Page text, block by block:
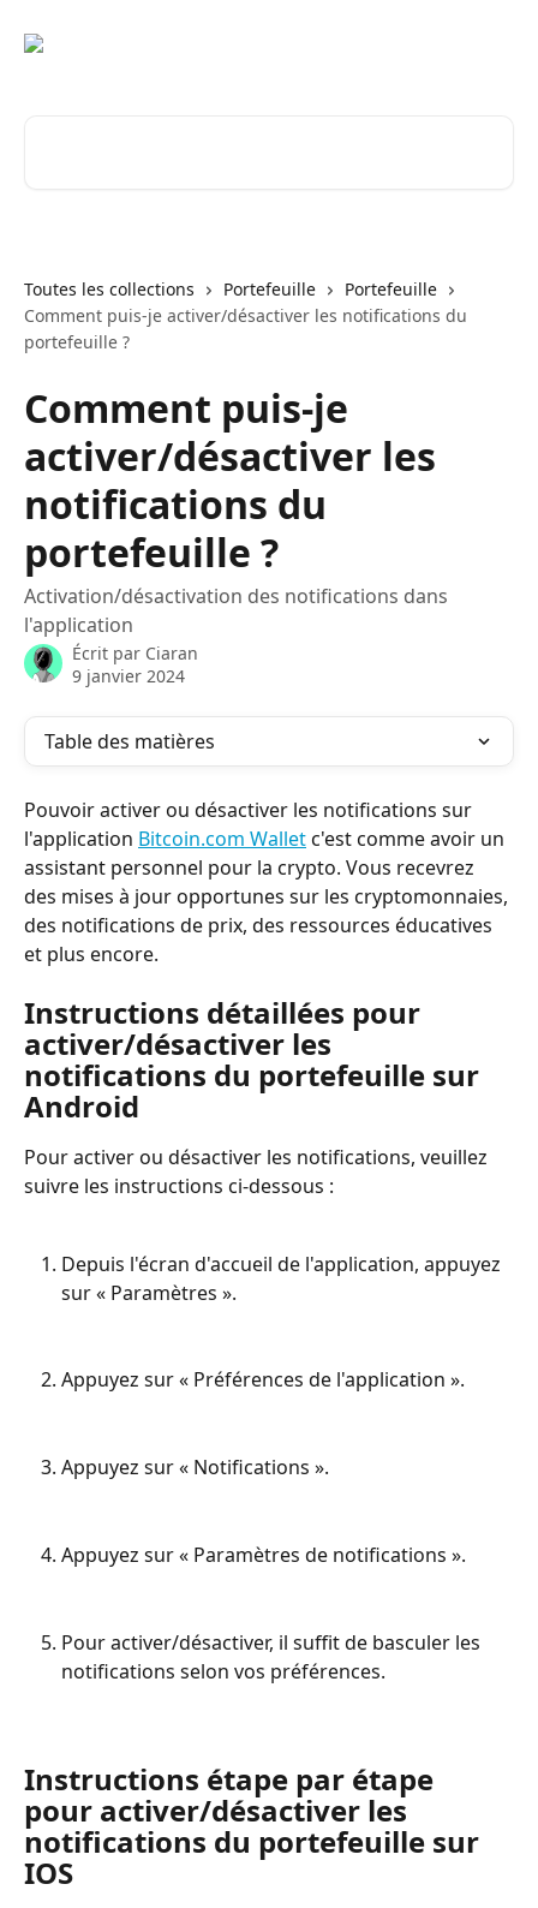
Toutes les collections Portefeuille
Portefeuille
Comment puis-je activer/désactiver les notifications du
portefeuille ?
Comment puis-je
activer/désactiver les
notifications du
portefeuille ?
Activation/désactivation des notifications dans
l'application
Écrit par Ciaran
9 janvier 2024
Table des matières
Pouvoir activer ou désactiver les notifications sur
l'application Bitcoin.com Wallet c'est comme avoir un
assistant personnel pour la crypto. Vous recevrez
des mises à jour opportunes sur les cryptomonnaies,
des notifications de prix, des ressources éducatives
et plus encore.
Instructions détaillées pour
activer/désactiver les
notifications du portefeuille sur
Android
Pour activer ou désactiver les notifications, veuillez
suivre les instructions ci-dessous :
Depuis l'écran d'accueil de l'application, appuyez
sur « Paramètres ».
Appuyez sur « Préférences de l'application ».
Appuyez sur « Notifications ».
Appuyez sur « Paramètres de notifications ».
Pour activer/désactiver, il suffit de basculer les
notifications selon vos préférences.
Instructions étape par étape
pour activer/désactiver les
notifications du portefeuille sur
IOS